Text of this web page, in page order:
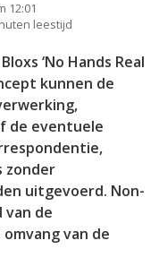
12:01
leestijd
‘No Hands Real
kunnen de
de eventuele
zonder
uitgevoerd. Non-
de
van de